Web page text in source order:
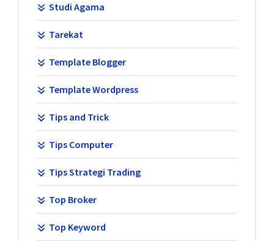
Studi Agama
Tarekat
Template Blogger
Template Wordpress
Tips and Trick
Tips Computer
Tips Strategi Trading
Top Broker
Top Keyword